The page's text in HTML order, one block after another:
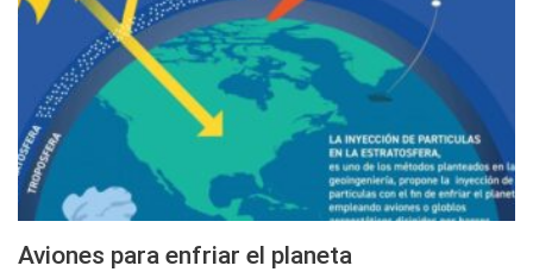
Aviones para enfriar el planeta